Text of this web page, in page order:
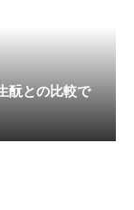
酛との比較で